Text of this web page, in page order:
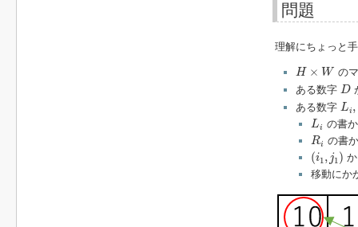
問題
理解にちょっと
H × W
H×W
の
ある数字 D
D
ある数字 Li,
Li
Li
L の書
Ri
Ri の書
(i1 , j1 )
( 1 1
移動にか